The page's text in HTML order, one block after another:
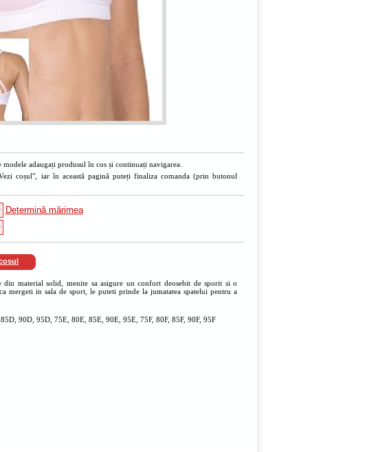
adaugați produsul în cos și continuați navigarea.
coșul", iar în această pagină puteți finaliza comanda (prin butonul
Determină mărimea
material solid, menite sa asigure un confort deosebit de sporit si o
mergeti in sala de sport, le puteti prinde la jumatatea spatelui pentru a
90D, 95D, 75E, 80E, 85E, 90E, 95E, 75F, 80F, 85F, 90F, 95F